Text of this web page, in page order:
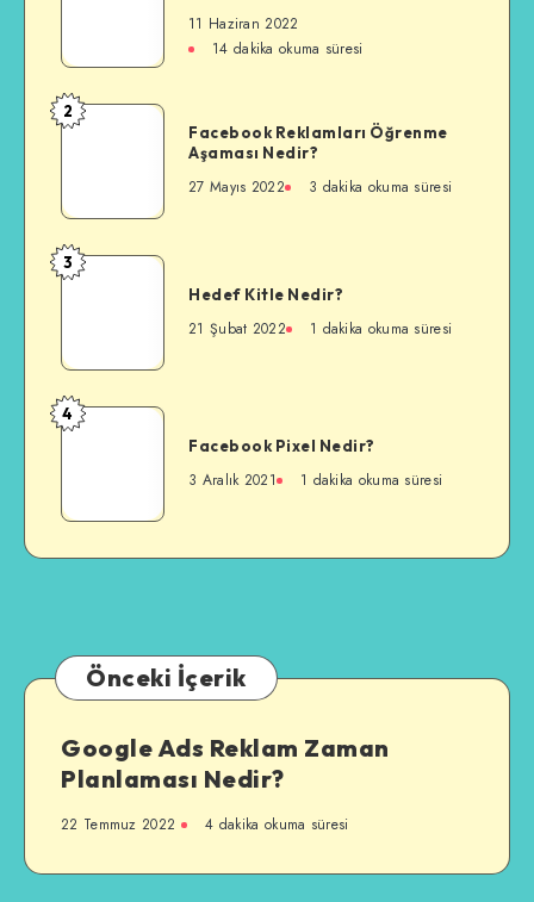
2023
11 Haziran 2022
14 dakika okuma süresi
Facebook
Aşaması
2
Facebook Reklamları Öğrenme
Aşaması Nedir?
27 Mayıs 2022 3 dakika okuma süresi
Hedef
3
Hedef Kitle Nedir?
21 Şubat 2022 1 dakika okuma süresi
Facebook
4
Facebook Pixel Nedir?
3 Aralık 2021 1 dakika okuma süresi
Önceki İçerik
Google Ads Reklam Zaman
Planlaması Nedir?
22 Temmuz 2022 4 dakika okuma süresi